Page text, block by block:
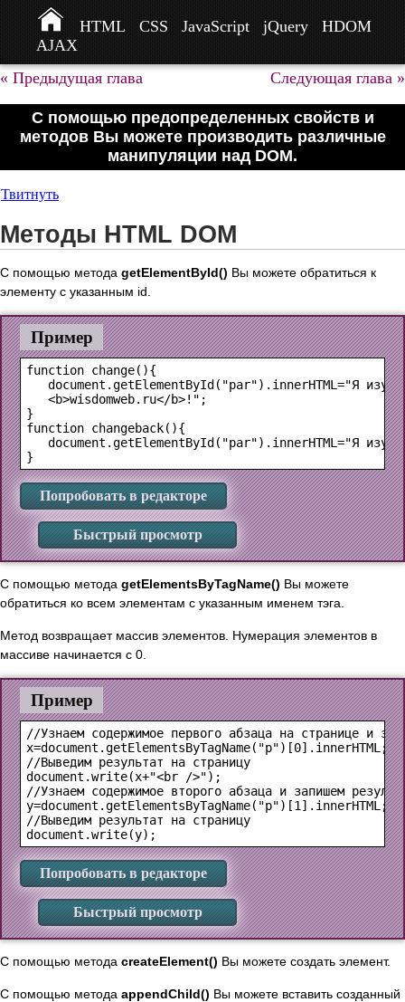
HTML CSS JavaScript jQuery
HDOM
AJAX
« Предыдущая глава
Следующая глава »
С помощью предопределенных свойств и
методов Вы можете производить различные
манипуляции над DOM.
Твитнуть
Методы HTML DOM
С помощью метода getElementById() Вы можете обратиться к
элементу с указанным id.
Пример
function change(){
document.getElementById("par").innerHTML="Я
   <b>wisdomweb.ru</b>!";
}
function changeback(){
document.getElementById("par").innerHTML="Я
Попробовать в редакторе
Быстрый просмотр
С помощью метода getElementsByTagName() Вы можете
обратиться ко всем элементам с указанным именем тэга.
Метод возвращает массив элементов. Нумерация элементов в
массиве начинается с 0.
Пример
//Узнаем содержимое первого абзаца на странице и
x=document.getElementsByTagName("p")[0].innerHTML;
//Выведим результат на страницу
document.write(x+"<br />");
//Узнаем содержимое второго абзаца и запишем
y=document.getElementsByTagName("p")[1].innerHTML;
//Выведим результат на страницу
Попробовать в редакторе
Быстрый просмотр
С помощью метода createElement() Вы можете создать элемент.
С помощью метода appendChild() Вы можете вставить созданный